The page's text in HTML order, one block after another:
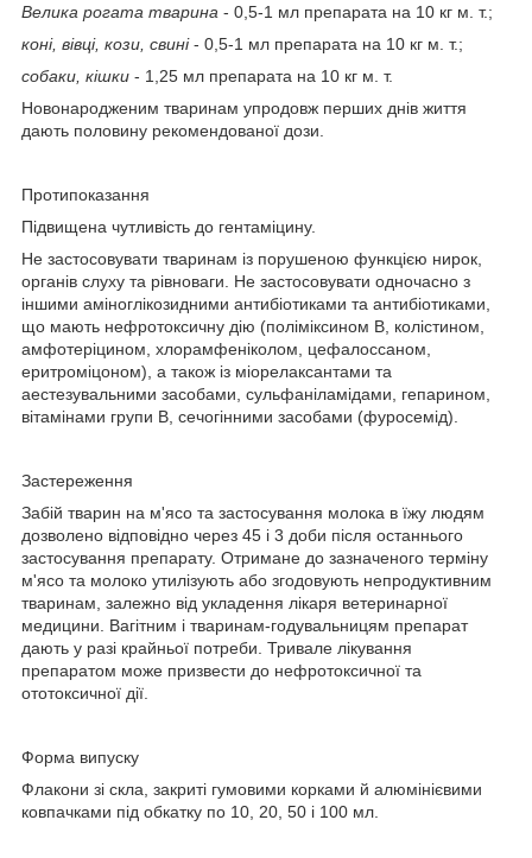
Велика рогата тварина - 0,5-1 мл препарата на 10 кг м. т.;
коні, вівці, кози, свині- 0,5-1 мл препарата на 10 кг м. т.;
собаки, кішки - 1,25 мл препарата на 10 кг м. т.
Новонародженим тваринам упродовж перших днів життя
дають половину рекомендованої дози.
Протипоказання
Підвищена чутливість до гентаміцину.
Не застосовувати тваринам із порушеною функцією нирок,
органів слуху та рівноваги. Не застосовувати одночасно з
іншими аміноглікозидними антибіотиками та антибіотиками,
що мають нефротоксичну дію (поліміксином В, колістином,
амфотеріцином, хлорамфеніколом, цефалоссаном,
еритроміцоном), а також із міорелаксантами та
аестезувальними засобами, сульфаніламідами, гепарином,
вітамінами групи B, сечогінними засобами (фуросемід).
Застереження
Забій тварин на м'ясо та застосування молока в їжу людям
дозволено відповідно через 45 і 3 доби після останнього
застосування препарату. Отримане до зазначеного терміну
м'ясо та молоко утилізують або згодовують непродуктивним
тваринам, залежно від укладення лікаря ветеринарної
медицини. Вагітним і тваринам-годувальницям препарат
дають у разі крайньої потреби. Тривале лікування
препаратом може призвести до нефротоксичної та
ототоксичної дії.
Форма випуску
Флакони зі скла, закриті гумовими корками й алюмінієвими
ковпачками під обкатку по 10, 20, 50 і 100 мл.